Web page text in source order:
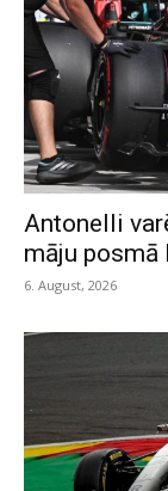
Antonelli
māju posmā
6. August, 2026